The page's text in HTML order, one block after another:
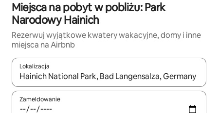
Miejsca na pobyt w pobliżu: Park
Narodowy Hainich
Rezerwuj wyjątkowe kwatery wakacyjne, domy i inne
miejsca na Airbnb
Lokalizacja
Gdy wyniki będą dostępne, możesz poruszać się po nich za
Zameldowanie